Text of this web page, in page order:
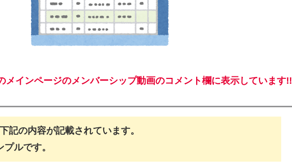
メインページのメンバーシップ動画のコメント欄に表示しています!!
記の内容が記載されています。
ルです。